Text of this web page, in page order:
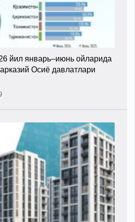
йил январь–июнь ойларида
Осиё давлатлари